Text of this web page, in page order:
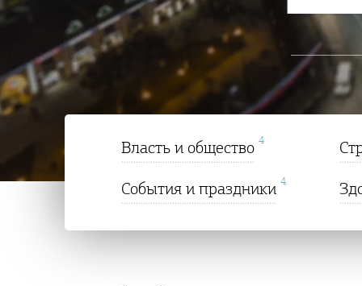
Власть и общество 4
События и праздники 4